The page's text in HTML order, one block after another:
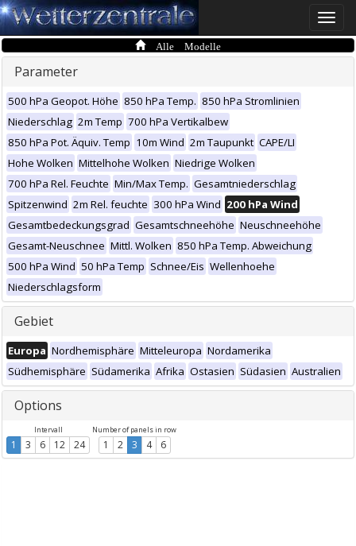
Toggle
Alle Modelle
Parameter
500 hPa Geopot. Höhe 850 hPa Temp. 850 hPa Stromlinien
Niederschlag 2m Temp 700 hPa Vertikalbew
850 hPa Pot. Äquiv. Temp 10m Wind 2m Taupunkt CAPE/LI
Hohe Wolken Mittelhohe Wolken Niedrige Wolken
700 hPa Rel. Feuchte Min/Max Temp. Gesamtniederschlag
Spitzenwind 2m Rel. feuchte 300 hPa Wind 200 hPa Wind
Gesamtbedeckungsgrad Gesamtschneehöhe Neuschneehöhe
Gesamt-Neuschnee Mittl. Wolken 850 hPa Temp. Abweichung
500 hPa Wind 50 hPa Temp Schnee/Eis Wellenhoehe
Niederschlagsform
Gebiet
Europa Nordhemisphäre Mitteleuropa Nordamerika
Südhemisphäre Südamerika Afrika Ostasien Südasien Australien
Options
Intervall
1 3 6 12 24
Number of panels in row
1 2 3 4 6